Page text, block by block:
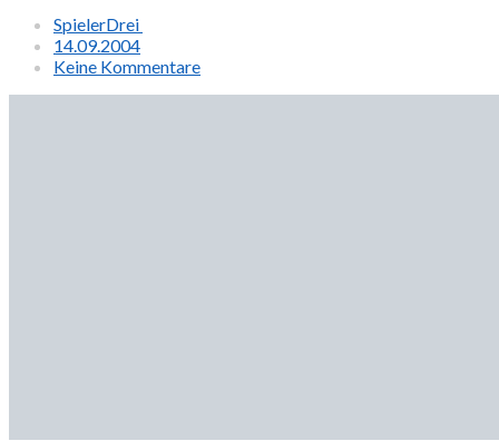
SpielerDrei
14.09.2004
Keine Kommentare